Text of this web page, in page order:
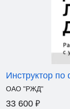
Инструктор по
ОАО "РЖД"
33 600 ₽